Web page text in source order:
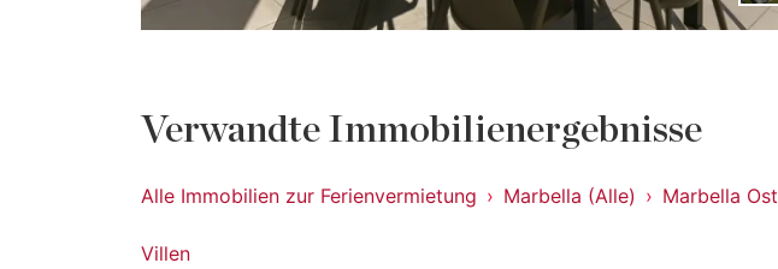
Verwandte Immobilienergebnisse
Alle Immobilien zur Ferienvermietung Marbella (Alle) Marbella Ost
Villen